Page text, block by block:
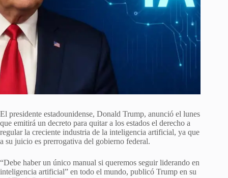
El presidente estadounidense, Donald Trump, anunció el lunes
que emitirá un decreto para quitar a los estados el derecho a
regular la creciente industria de la inteligencia artificial, ya que
a su juicio es prerrogativa del gobierno federal.
“Debe haber un único manual si queremos seguir liderando en
inteligencia artificial” en todo el mundo, publicó Trump en su